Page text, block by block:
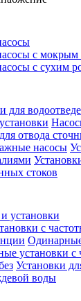
с мокрым
с сухим
для
отвода
насосы
стоков
установки
с
установки с
Установки
воды